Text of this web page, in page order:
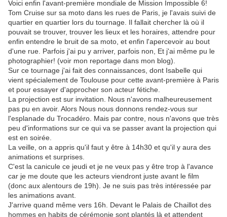
Voici enfin l'avant-première mondiale de Mission Impossible 6!
Tom Cruise sur sa moto dans les rues de Paris, je l'avais suivi de
quartier en quartier lors du tournage. Il fallait chercher là où il
pouvait se trouver, trouver les lieux et les horaires, attendre pour
enfin entendre le bruit de sa moto, et enfin l'apercevoir au bout
d'une rue. Parfois j'ai pu y arriver, parfois non, Et j'ai même pu le
photographier! (voir mon reportage dans mon blog).
Sur ce tournage j'ai fait des connaissances, dont Isabelle qui
vient spécialement de Toulouse pour cette avant-première à Paris
et pour essayer d'approcher son acteur fétiche.
La projection est sur invitation. Nous n'avons malheureusement
pas pu en avoir. Alors Nous nous donnons rendez-vous sur
l'esplanade du Trocadéro. Mais par contre, nous n'avons que très
peu d'informations sur ce qui va se passer avant la projection qui
est en soirée.
La veille, on a appris qu'il faut y être à 14h30 et qu'il y aura des
animations et surprises.
C'est la canicule ce jeudi et je ne veux pas y être trop à l'avance
car je me doute que les acteurs viendront juste avant le film
(donc aux alentours de 19h). Je ne suis pas très intéressée par
les animations avant.
J'arrive quand même vers 16h. Devant le Palais de Chaillot des
hommes en habits de cérémonie sont plantés là et attendent